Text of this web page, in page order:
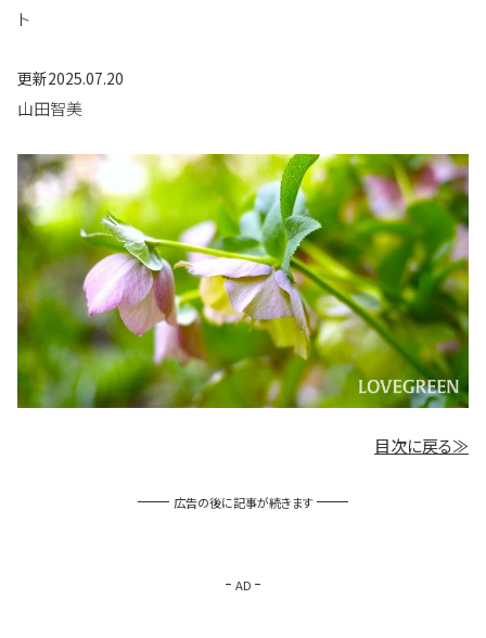
ト
更新2025.07.20
山田智美
目次に戻る≫
広告の後に記事が続きます
AD